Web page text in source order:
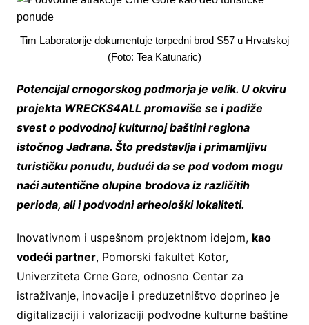
Tim Laboratorije dokumentuje torpedni brod S57 u Hrvatskoj
(Foto: Tea Katunaric)
Potencijal crnogorskog podmorja je velik. U okviru
projekta WRECKS4ALL promoviše se i podiže
svest o podvodnoj kulturnoj baštini regiona
istočnog Jadrana. Što predstavlja i primamljivu
turističku ponudu, budući da se pod vodom mogu
naći autentične olupine brodova iz različitih
perioda, ali i podvodni arheološki lokaliteti.
Inovativnom i uspešnom projektnom idejom, kao
vodeći partner, Pomorski fakultet Kotor,
Univerziteta Crne Gore, odnosno Centar za
istraživanje, inovacije i preduzetništvo doprineo je
digitalizaciji i valorizaciji podvodne kulturne baštine